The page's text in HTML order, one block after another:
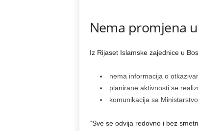
Nema promjena
Iz Rijaset Islamske zajednice u
nema informacija o
planirane aktivnosti se
komunikacija sa
“Sve se odvija redovno i bez